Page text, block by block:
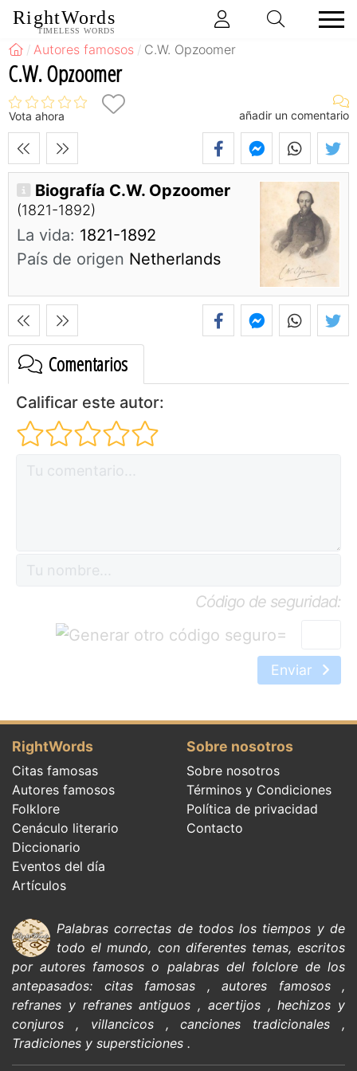
RightWords
TIMELESS WORDS
Autores famosos C.W. Opzoomer
C.W. Opzoomer
Vota ahora añadir un comentario
Biografía C.W. Opzoomer
(1821-1892)
La vida: 1821-1892
País de origen Netherlands
Comentarios
Calificar este autor:
Código de seguridad:
=
Enviar
RightWords
Citas famosas
Autores famosos
Folklore
Cenáculo literario
Diccionario
Eventos del día
Artículos
Sobre nosotros
Sobre nosotros
Términos y Condiciones
Política de privacidad
Contacto
Palabras correctas de todos los tiempos y de
todo el mundo, con diferentes temas, escritos
porautores famosos o palabras del folclore delos
antepasados: citas famosas , autores famosos,
refranes y refranes antiguos , acertijos,hechizos y
conjuros , villancicos,canciones tradicionales ,
Tradiciones y supersticiones .